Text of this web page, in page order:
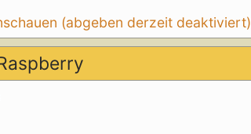
(abgeben derzeit deaktiviert)